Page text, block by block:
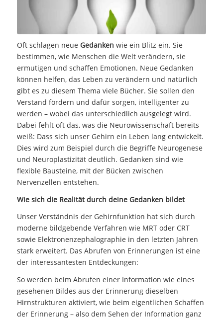
Oft schlagen neue Gedanken wie ein Blitz ein. Sie
bestimmen, wie Menschen die Welt verändern, sie
ermutigen und schaffen Emotionen. Neue Gedanken
können helfen, das Leben zu verändern und natürlich
gibt es zu diesem Thema viele Bücher. Sie sollen den
Verstand fördern und dafür sorgen, intelligenter zu
werden – wobei das unterschiedlich ausgelegt wird.
Dabei fehlt oft das, was die Neurowissenschaft bereits
weiß: Dass sich unser Gehirn ein Leben lang entwickelt.
Dies wird zum Beispiel durch die Begriffe Neurogenese
und Neuroplastizität deutlich. Gedanken sind wie
flexible Bausteine, mit der Bücken zwischen
Nervenzellen entstehen.
Wie sich die Realität durch deine Gedanken bildet
Unser Verständnis der Gehirnfunktion hat sich durch
moderne bildgebende Verfahren wie MRT oder CRT
sowie Elektronenzephalographie in den letzten Jahren
stark erweitert. Das Abrufen von Erinnerungen ist eine
der interessantesten Entdeckungen:
So werden beim Abrufen einer Information wie eines
gesehenen Bildes aus der Erinnerung dieselben
Hirnstrukturen aktiviert, wie beim eigentlichen Schaffen
der Erinnerung – also dem Sehen der Information ganz